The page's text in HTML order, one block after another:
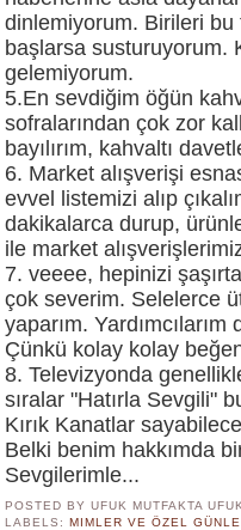
dinlemiyorum. Birileri
başlarsa susturuyorum.
gelemiyorum.
5.En sevdiğim öğün
sofralarından çok zor
bayılırım, kahvaltı
6. Market alışverişi
evvel listemizi alıp
dakikalarca durup,
ile market
7. veeee, hepinizi
çok severim. Selelerce
yaparım.
Çünkü kolay kolay
8. Televizyonda
sıralar "Hatırla Sevgili"
Kırık Kanatlar
Belki benim hakkımda
Sevgilerimle...
POSTED BY UFUK MUTFAKTA
LABELS:MIMLER VE ÖZEL